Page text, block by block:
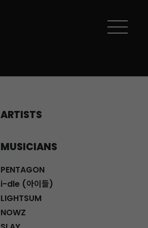
ARTISTS
MUSICIANS
PENTAGON
i-dle (아이들)
LIGHTSUM
NOWZ